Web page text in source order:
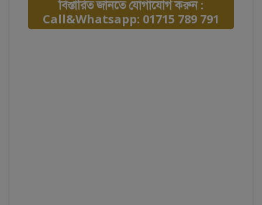
বিস্তারিত জানতে যোগাযোগ করুন :
Call&Whatsapp: 01715 789 791